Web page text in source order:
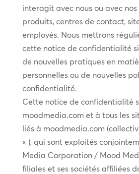
interagit avec nous ou avec nos
produits, centres de contact,
employés. Nous mettrons
cette notice de confidentialité
de nouvelles pratiques en
personnelles ou de nouvelles
confidentialité.
Cette notice de confidentialité
moodmedia.com et à tous les
liés à moodmedia.com
« ), qui sont exploités
Media Corporation / Mood
filiales et ses sociétés affiliées